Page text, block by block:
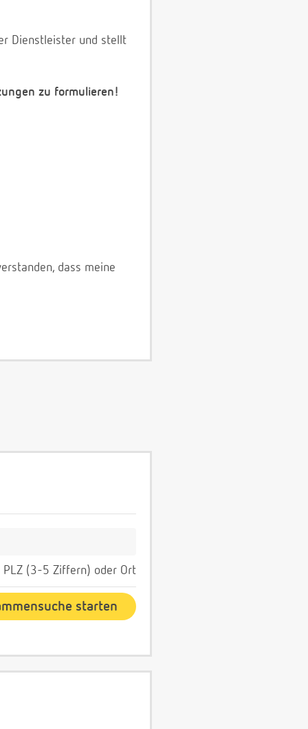
Dienstleister und stellt
zu formulieren!
dass meine
PLZ (3-5 Ziffern) oder Ort